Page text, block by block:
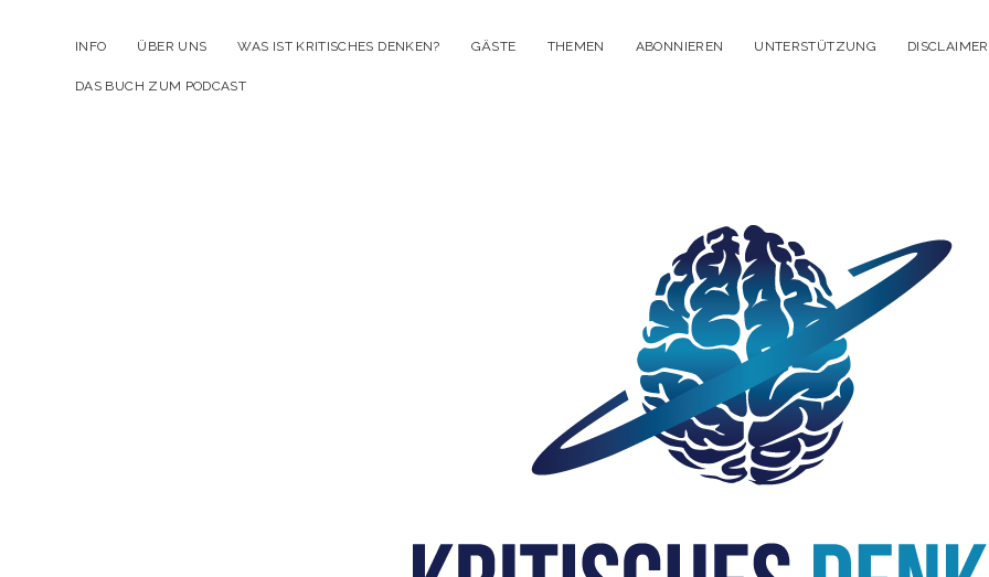
INFO ÜBER UNS WAS IST KRITISCHES DENKEN? GÄSTE THEMEN ABONNIEREN UNTERSTÜTZUNG DISCLAIMER
DAS BUCH ZUM PODCAST
Kritisches
Denken
Podcast